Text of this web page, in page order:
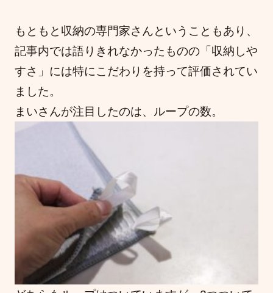
もともと収納の専門家さんということもあり、
記事内では語りきれなかったものの「収納しや
すさ」には特にこだわりを持って評価されてい
ました。
まいさんが注目したのは、ループの数。